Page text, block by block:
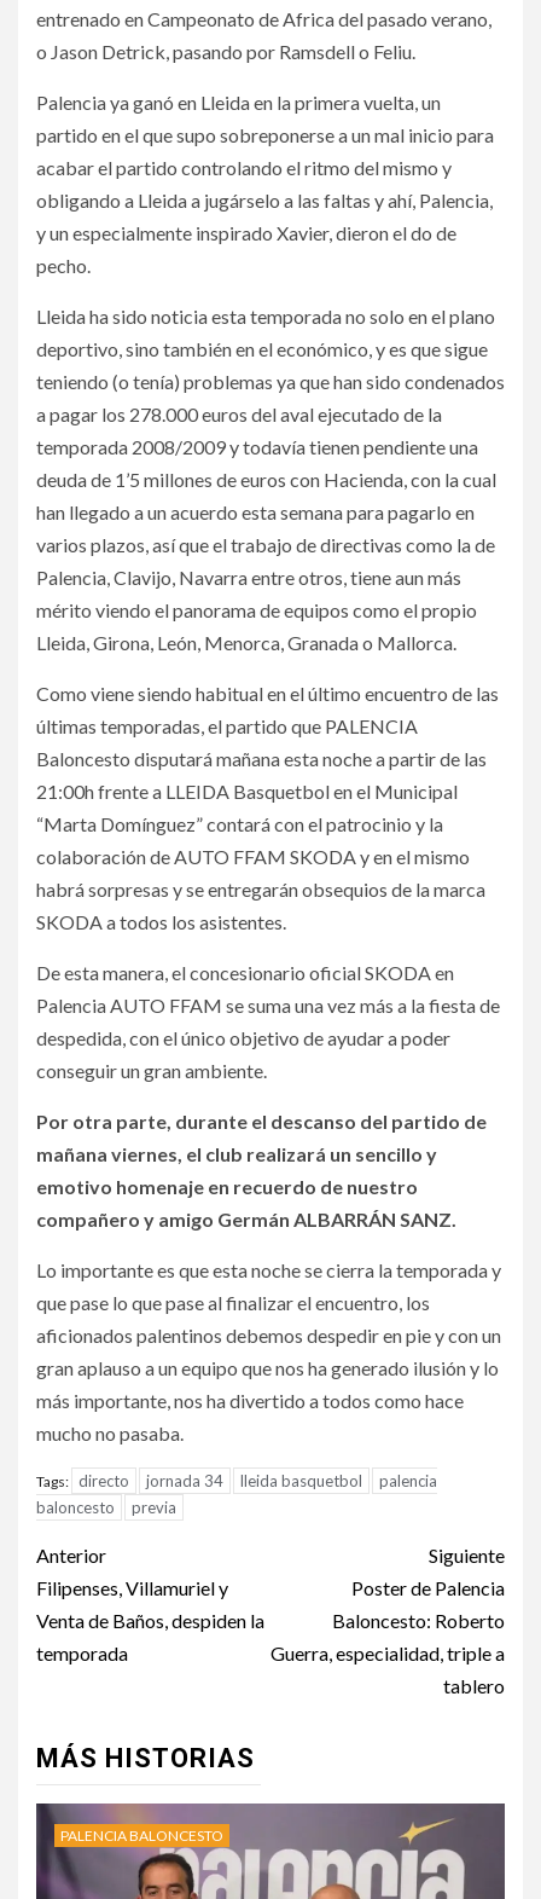
entrenado en Campeonato de Africa del pasado verano,
o Jason Detrick, pasando por Ramsdell o Feliu.
Palencia ya ganó en Lleida en la primera vuelta, un
partido en el que supo sobreponerse a un mal inicio para
acabar el partido controlando el ritmo del mismo y
obligando a Lleida a jugárselo a las faltas y ahí, Palencia,
y un especialmente inspirado Xavier, dieron el do de
pecho.
Lleida ha sido noticia esta temporada no solo en el plano
deportivo, sino también en el económico, y es que sigue
teniendo (o tenía) problemas ya que han sido condenados
a pagar los 278.000 euros del aval ejecutado de la
temporada 2008/2009 y todavía tienen pendiente una
deuda de 1’5 millones de euros con Hacienda, con la cual
han llegado a un acuerdo esta semana para pagarlo en
varios plazos, así que el trabajo de directivas como la de
Palencia, Clavijo, Navarra entre otros, tiene aun más
mérito viendo el panorama de equipos como el propio
Lleida, Girona, León, Menorca, Granada o Mallorca.
Como viene siendo habitual en el último encuentro de las
últimas temporadas, el partido que PALENCIA
Baloncesto disputará mañana esta noche a partir de las
21:00h frente a LLEIDA Basquetbol en el Municipal
“Marta Domínguez” contará con el patrocinio y la
colaboración de AUTO FFAM SKODA y en el mismo
habrá sorpresas y se entregarán obsequios de la marca
SKODA a todos los asistentes.
De esta manera, el concesionario oficial SKODA en
Palencia AUTO FFAM se suma una vez más a la fiesta de
despedida, con el único objetivo de ayudar a poder
conseguir un gran ambiente.
Por otra parte, durante el descanso del partido de
mañana viernes, el club realizará un sencillo y
emotivo homenaje en recuerdo de nuestro
compañero y amigo Germán ALBARRÁN SANZ.
Lo importante es que esta noche se cierra la temporada y
que pase lo que pase al finalizar el encuentro, los
aficionados palentinos debemos despedir en pie y con un
gran aplauso a un equipo que nos ha generado ilusión y lo
más importante, nos ha divertido a todos como hace
mucho no pasaba.
Tags: directo jornada 34 lleida basquetbol
palencia
baloncesto
previa
Anterior
Filipenses, Villamuriel y
Venta de Baños, despiden la
temporada
Siguiente
Poster de Palencia
Baloncesto: Roberto
Guerra, especialidad, triple a
tablero
MÁS HISTORIAS
PALENCIA BALONCESTO